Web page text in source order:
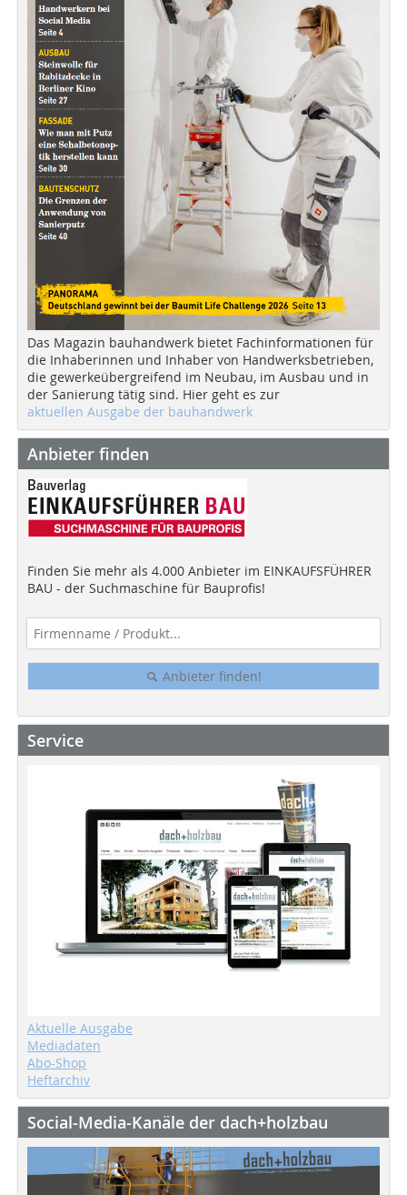
Das Magazin bauhandwerk bietet Fachinformationen für
die Inhaberinnen und Inhaber von Handwerksbetrieben,
die gewerkeübergreifend im Neubau, im Ausbau und in
der Sanierung tätig sind. Hier geht es zur
aktuellen Ausgabe der bauhandwerk
Anbieter finden
Finden Sie mehr als 4.000 Anbieter im EINKAUFSFÜHRER
BAU - der Suchmaschine für Bauprofis!
Anbieter finden!
Service
Aktuelle Ausgabe
Mediadaten
Abo-Shop
Heftarchiv
Social-Media-Kanäle der dach+holzbau